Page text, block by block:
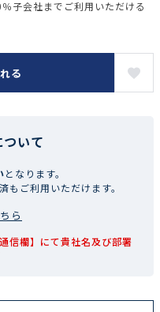
子会社までご利用いただける
る
いて
となります。
もご利用いただけます。
ら
信欄】にて貴社名及び部署